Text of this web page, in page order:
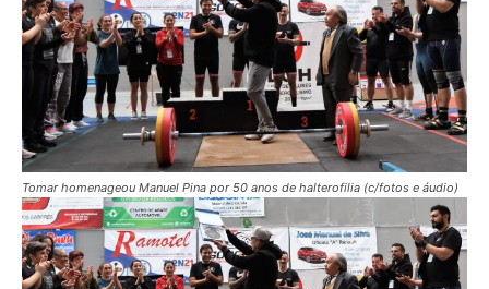
Tomar homenageou Manuel Pina por 50 anos de halterofilia (c/fotos e áudio)